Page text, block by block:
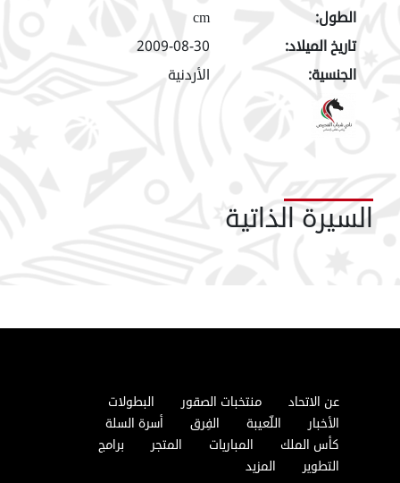
الطول:
cm
تاريخ الميلاد:
2009-08-30
الجنسية:
الأردنية
السيرة الذاتية
عن الاتحاد منتخبات الصقور
البطولات
الأخبار
اللّعيبة الفِرق
أسرة السلة
كأس الملك
المباريات المتجر
برامج
التطوير
المزيد